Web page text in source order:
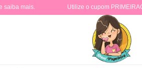
saiba mais. Utilize o cupom